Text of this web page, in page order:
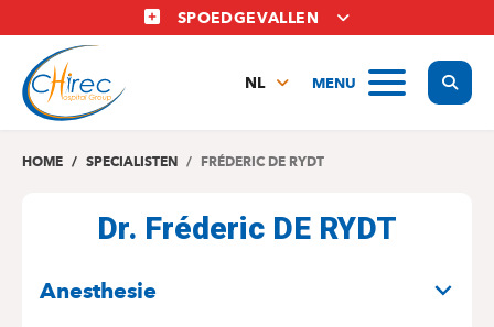
en
naar
inhoud
SPOEDGEVALLEN
MENU
NL
EN
HOME SPECIALISTEN FRÉDERIC DE RYDT
Dr. Fréderic DE RYDT
Anesthesie